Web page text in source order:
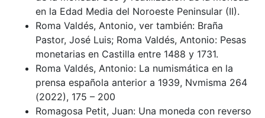
en la Edad Media del Noroeste Peninsular (II).
Roma Valdés, Antonio, ver también: Braña
Pastor, José Luis; Roma Valdés, Antonio: Pesas
monetarias en Castilla entre 1488 y 1731.
Roma Valdés, Antonio: La numismática en la
prensa española anterior a 1939, Nvmisma 264
(2022), 175 – 200
Romagosa Petit, Juan: Una moneda con reverso